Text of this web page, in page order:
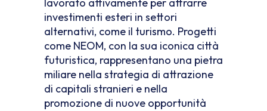
lavorato attivamente per attrarre
investimenti esteri in settori
alternativi, come il turismo. Progetti
come NEOM, con la sua iconica città
futuristica, rappresentano una pietra
miliare nella strategia di attrazione
di capitali stranieri e nella
promozione di nuove opportunità